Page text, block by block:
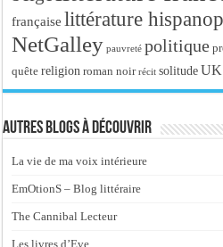
française littérature
NetGalley pauvreté politique
quête religion roman noir récit solitude UK
Autres blogs à découvrir
La vie de ma voix intérieure
EmOtionS – Blog littéraire
The Cannibal Lecteur
Les livres d’Eve